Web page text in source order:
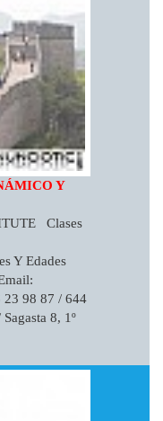
Y
Clases
Y Edades
23 98 87 / 644
8, 1º